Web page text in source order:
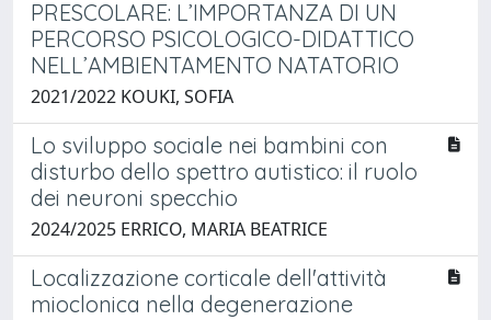
PRESCOLARE: L’IMPORTANZA DI UN
PERCORSO PSICOLOGICO-DIDATTICO
NELL’AMBIENTAMENTO NATATORIO
2021/2022 KOUKI, SOFIA
Lo sviluppo sociale nei bambini con
disturbo dello spettro autistico: il ruolo
dei neuroni specchio
2024/2025 ERRICO, MARIA BEATRICE
Localizzazione corticale dell'attività
mioclonica nella degenerazione